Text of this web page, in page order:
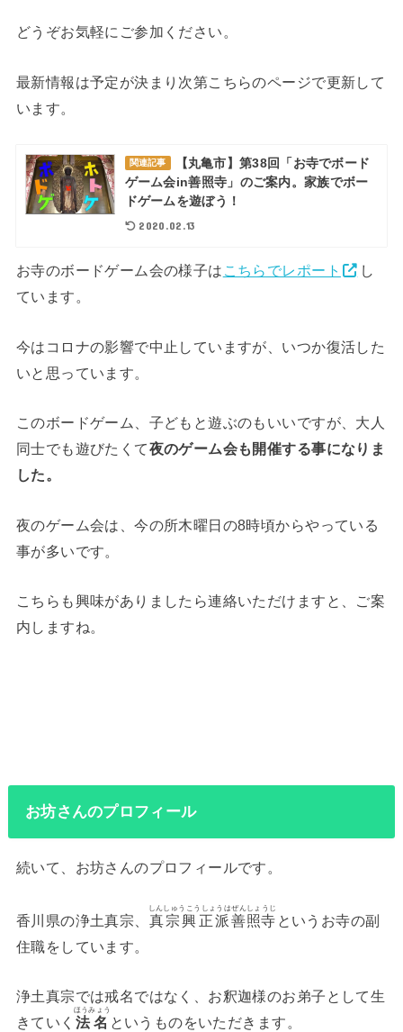
どうぞお気軽にご参加ください。
最新情報は予定が決まり次第こちらのページで更新して
います。
関連記事
【丸亀市】第38回「お寺でボード
ゲーム会in善照寺」のご案内。家族でボー
ドゲームを遊ぼう！
2020.02.13
お寺のボードゲーム会の様子は こちらでレポート
し
ています。
今はコロナの影響で中止していますが、いつか復活した
いと思っています。
このボードゲーム、子どもと遊ぶのもいいですが、大人
同士でも遊びたくて夜のゲーム会も開催する事になりま
した。
夜のゲーム会は、今の所木曜日の8時頃からやっている
事が多いです。
こちらも興味がありましたら連絡いただけますと、ご案
内しますね。
お坊さんのプロフィール
続いて、お坊さんのプロフィールです。
香川県の浄土真宗、 真宗興正派
しんしゅうこうしょうは
善照寺
ぜんしょうじ
というお寺の副
住職をしています。
浄土真宗では戒名ではなく、お釈迦様のお弟子として生
きていく 法名
ほうみょう
というものをいただきます。